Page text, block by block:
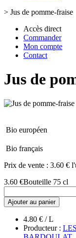
> Jus de pomme-fraise
Accès direct
Commander
Mon compte
Contact
Jus de
Bio européen
Bio français
Prix de vente : 3.60 €
3.60 €Bouteille 75 cl
Ajouter au panier
4.80 € / L
Producteur :